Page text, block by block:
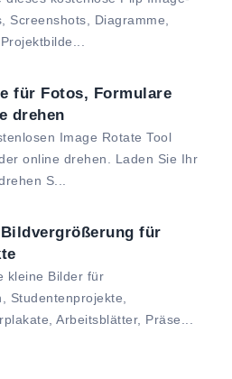
Screenshots, Diagramme,
für Fotos, Formulare
drehen
Image Rotate Tool
online drehen. Laden Sie Ihr
S...
für
kleine Bilder für
Studentenprojekte,
Arbeitsblätter, Präse...